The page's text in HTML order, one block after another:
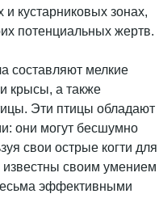
кустарниковых зонах,
потенциальных жертв.
составляют мелкие
крысы, а также
Эти птицы обладают
они могут бесшумно
свои острые когти для
своим умением
эффективными